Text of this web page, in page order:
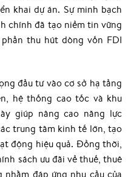
khai dự án. Sự minh bạch
chính đã tạo niềm tin vững
thu hút dòng vốn FDI
đầu tư vào cơ sở hạ tầng
hệ thống cao tốc và khu
giúp nâng cao năng lực
trung tâm kinh tế lớn, tạo
động hiệu quả. Đồng thời,
sách ưu đãi về thuế, thuê
đáp ứng nhu cầu của